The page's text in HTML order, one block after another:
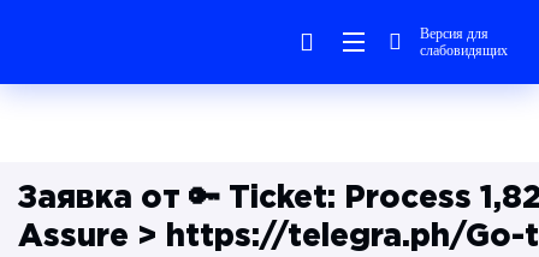
Версия для
слабовидящих
Заявка от 🔑 Ticket: Process
Assure > https://telegra.ph/Go-